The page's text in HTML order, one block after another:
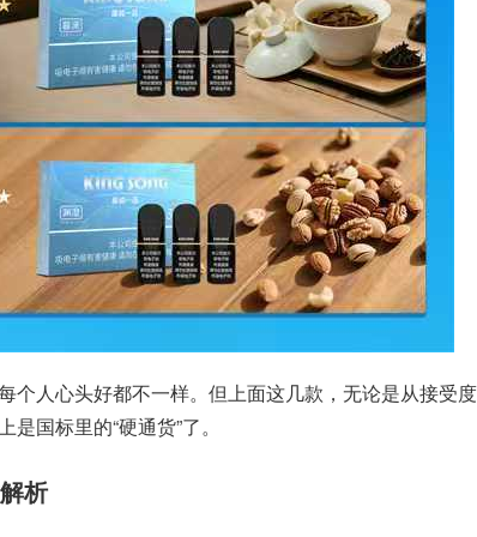
个人心头好都不一样。但上面这几款，无论是从接受
国标里的“硬通货”了。
析